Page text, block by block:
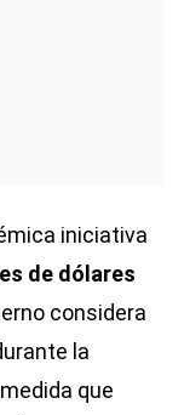
iniciativa
de dólares
considera
la
que